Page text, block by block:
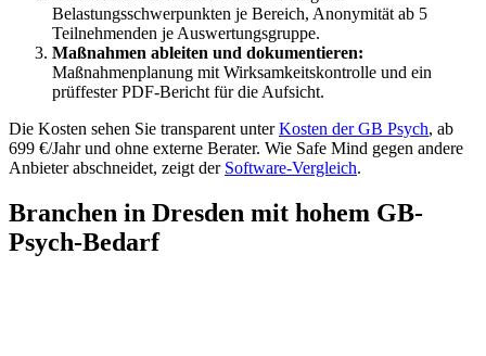
Belastungsschwerpunkten je Bereich, Anonymität ab 5
Teilnehmenden je Auswertungsgruppe.
Maßnahmen ableiten und dokumentieren:
Maßnahmenplanung mit Wirksamkeitskontrolle und ein
prüffester PDF-Bericht für die Aufsicht.
Die Kosten sehen Sie transparent unterKosten der GB Psych, ab
699 €/Jahr und ohne externe Berater. Wie Safe Mind gegen andere
Anbieter abschneidet, zeigt der Software-Vergleich.
Branchen in Dresden mit hohem GB-
Psych-Bedarf